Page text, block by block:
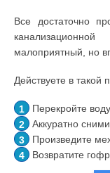
Все достаточно
малоприятный, но
Действуете в такой
Перекройте
Аккуратно
Произведите
Возвратите